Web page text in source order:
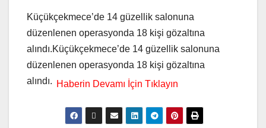
Küçükçekmece’de 14 güzellik salonuna
düzenlenen operasyonda 18 kişi gözaltına
alındı.Küçükçekmece’de 14 güzellik salonuna
düzenlenen operasyonda 18 kişi gözaltına
alındı.